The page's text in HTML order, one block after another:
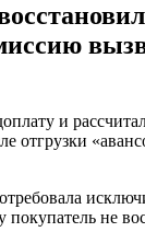
и
отгрузки
покупатель не